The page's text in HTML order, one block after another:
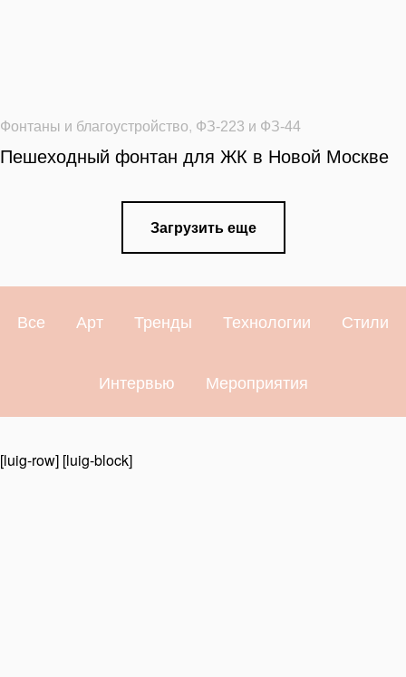
Фонтаны и благоустройство, ФЗ-223 и ФЗ-44
Пешеходный фонтан для ЖК в Новой Москве
Загрузить еще
Все Арт Тренды Технологии Стили
Интервью Мероприятия
[luig-row] [luig-block]